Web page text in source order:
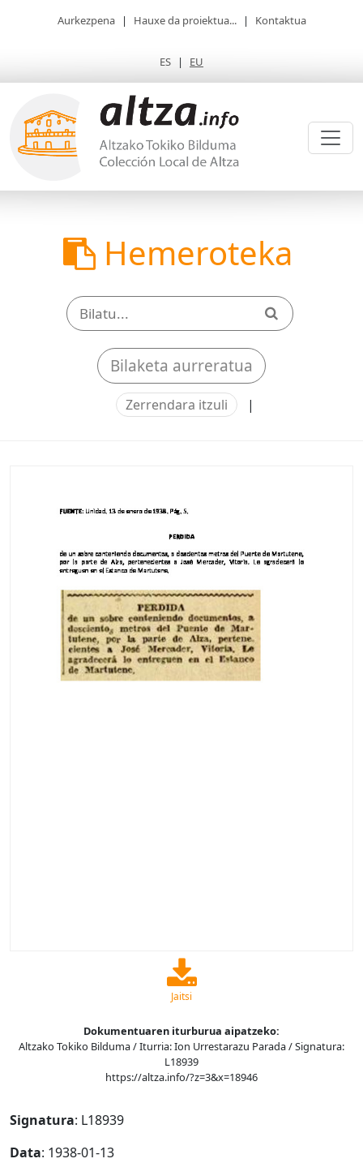
Aurkezpena | Hauxe da proiektua... | Kontaktua
ES | EU
Hemeroteka
Bilaketa aurreratua
Zerrendara itzuli |
Jaitsi
Dokumentuaren iturburua aipatzeko:
Altzako Tokiko Bilduma / Iturria: Ion Urrestarazu Parada / Signatura:
L18939
https://altza.info/?z=3&x=18946
Signatura: L18939
Data: 1938-01-13